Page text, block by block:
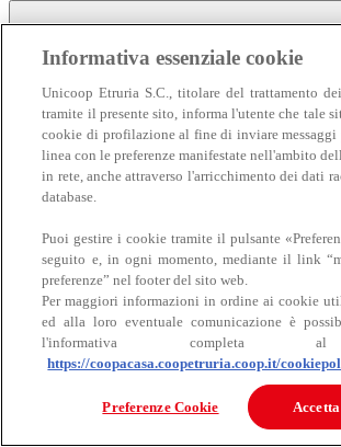
Carne
Bovino
Informativa essenziale cookie
Unicoop Etruria S.C., titolare del trattamento
tramite il presente sito, informa l'utente che tale
cookie di profilazione al fine di inviare
linea con le preferenze manifestate nell'ambito
in rete, anche attraverso l'arricchimento dei dati
database.
Puoi gestire i cookie tramite il pulsante
seguito e, in ogni momento, mediante il link
preferenze” nel footer del sito web.
Per maggiori informazioni in ordine ai cookie
ed alla loro eventuale comunicazione è
l'informativa completa
https://coopacasa.coopetruria.coop.it/
Preferenze Cookie Accetta